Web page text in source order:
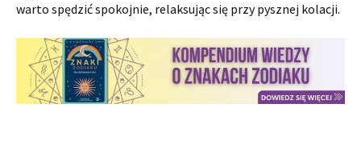
warto spędzić spokojnie, relaksując się przy pysznej kolacji.